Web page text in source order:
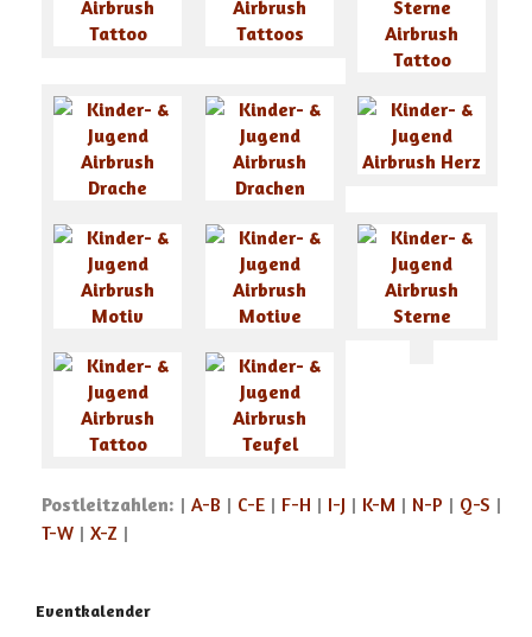
Postleitzahlen: | A-B | C-E | F-H | I-J | K-M | N-P | Q-S |
T-W | X-Z |
Eventkalender